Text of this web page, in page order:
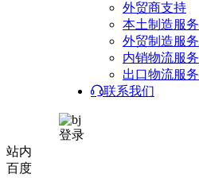
外贸商支持
本土制造服务
外贸制造服务
内销物流服务
出口物流服务
联系我们
登录
站内
百度